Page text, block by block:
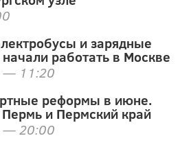
и зарядные
начали работать в Москве
— 11:20
реформы в июне.
Пермь и Пермский край
— 20:00